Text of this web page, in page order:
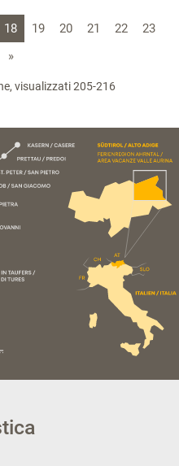
18 19 20 21 22
23
»
visualizzati 205-216